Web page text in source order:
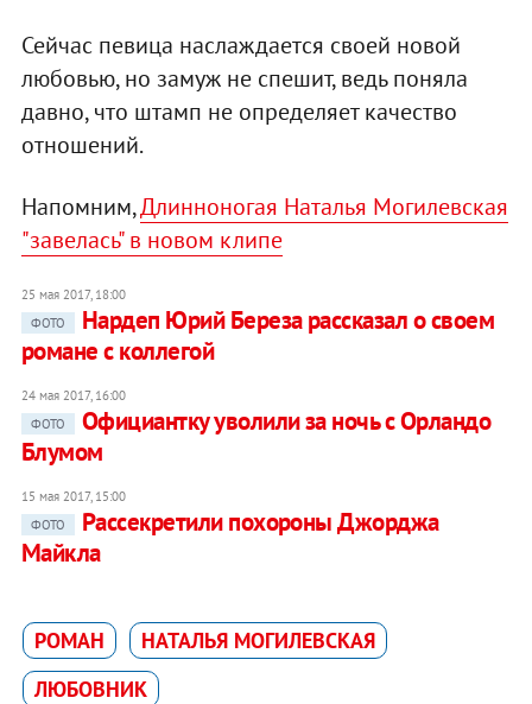
Сейчас певица наслаждается своей новой
любовью, но замуж не спешит, ведь поняла
давно, что штамп не определяет качество
отношений.
Напомним,Длинноногая Наталья Могилевская
"завелась" в новом клипе
25 мая 2017, 18:00
ФОТО
Нардеп Юрий Береза рассказал о своем
романе с коллегой
24 мая 2017, 16:00
ФОТО
Официантку уволили за ночь с Орландо
Блумом
15 мая 2017, 15:00
ФОТО
Рассекретили похороны Джорджа
Майкла
РОМАН
НАТАЛЬЯ МОГИЛЕВСКАЯ
ЛЮБОВНИК